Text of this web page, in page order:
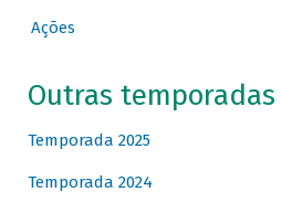
Ações
Outras temporadas
Temporada 2025
Temporada 2024